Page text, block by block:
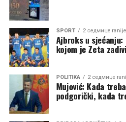
SPORT 2 седмице ranije
Ajbroks u
kojom je Zeta
POLITIKA 2 седмице
Mujović: Kada
podgorički, kada